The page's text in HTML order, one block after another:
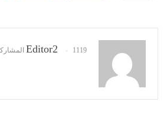
Editor2 1119 المشاركات